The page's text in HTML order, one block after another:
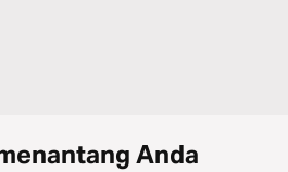
Anda